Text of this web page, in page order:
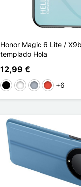
Honor Magic 6 Lite /
templado Hola
12,99 €
NegroBlanco
Gris Rojo+6